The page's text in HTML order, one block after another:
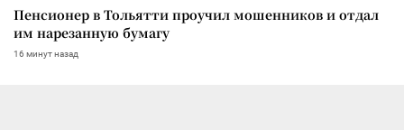
Пенсионер в Тольятти проучил мошенников и отдал
им нарезанную бумагу
16 минут назад